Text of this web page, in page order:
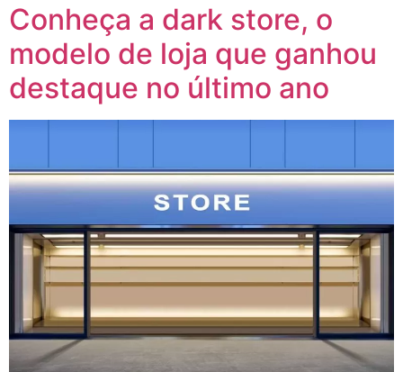
Conheça a dark store, o
modelo de loja que ganhou
destaque no último ano